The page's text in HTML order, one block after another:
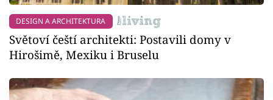
DESIGN A ARCHITEKTURA
Světoví čeští architekti: Postavili domy v
Hirošimě, Mexiku i Bruselu